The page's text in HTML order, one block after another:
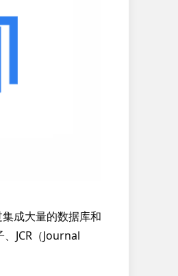
成大量的数据库和
JCR（Journal